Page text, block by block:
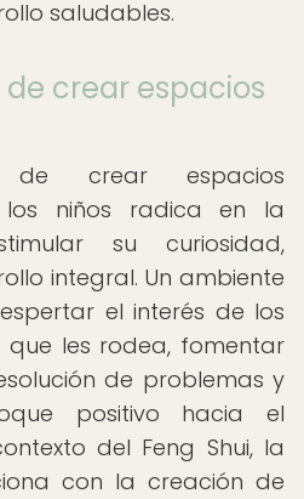
saludables.
crear espacios
de crear espacios
los niños radica en la
su curiosidad,
integral. Un ambiente
el interés de los
les rodea, fomentar
de problemas y
positivo hacia el
del Feng Shui, la
con la creación de